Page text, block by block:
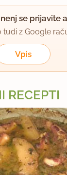
da jih
se prijavite
tudi z Google
Vpis
RECEPTI